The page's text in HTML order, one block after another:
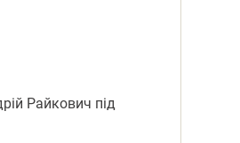
Райкович під